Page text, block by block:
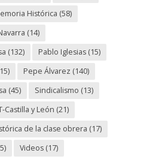
Histórica (58)
(14)
(132) Pablo Iglesias(15)
Pepe Álvarez (140)
(45) Sindicalismo (13)
Castilla y León (21)
de la clase obrera (17)
Videos(17)